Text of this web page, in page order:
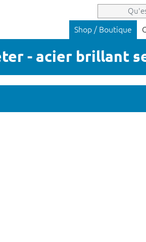
Shop / Boutique
- acier brillant